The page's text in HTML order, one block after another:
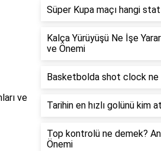
ve
Süper Kupa maçı hangi
Kalça Yürüyüşü Ne İşe
ve Önemi
Basketbolda shot clock ne
Tarihin en hızlı golünü kim
Top kontrolü ne demek?
Önemi